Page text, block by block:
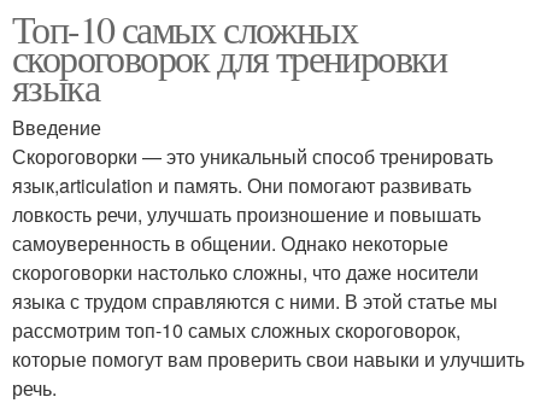
Топ-10 самых сложных
скороговорок для тренировки
языка
Введение
Скороговорки — это уникальный способ тренировать
язык,articulation и память. Они помогают развивать
ловкость речи, улучшать произношение и повышать
самоуверенность в общении. Однако некоторые
скороговорки настолько сложны, что даже носители
языка с трудом справляются с ними. В этой статье мы
рассмотрим топ-10 самых сложных скороговорок,
которые помогут вам проверить свои навыки и улучшить
речь.